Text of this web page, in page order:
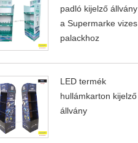
padló kijelző állvány
a Supermarke vizes
palackhoz
LED termék
hullámkarton kijelző
állvány